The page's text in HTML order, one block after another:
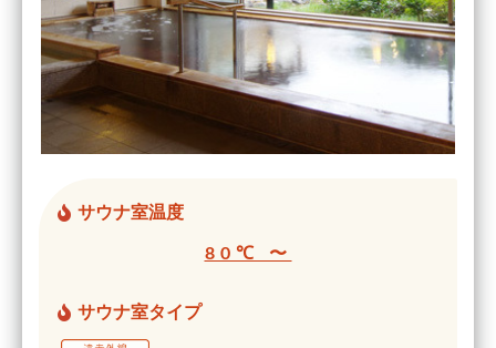
サウナ室温度
80℃ 〜
サウナ室タイプ